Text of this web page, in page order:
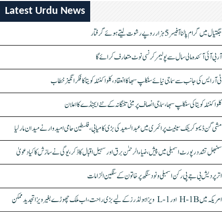
Latest Urdu News
جگتیال میں گرام پالنا آفیسر 5 ہزار روپے رشوت لیتے ہوئے گرفتار
آر بی آئی آئندہ مالی سال سے پولیمر کرنسی نوٹ متعارف کرائے گا
ٹی آر ایس کی جانب سے سماجی نیائے سنکلپ سبھا کا انعقاد، کلواکنٹلہ کویتا کا فکر انگیز خطاب
کلواکنٹلہ کویتا کی سنکلپ سبھا، سماجی انصاف پر مبنی تلنگانہ کے نئے ایجنڈے کا اعلان
مشی گن ڈیموکریٹک سینیٹ پرائمری میں عبدالسعید کی بڑی کامیابی، فلسطین حامی امیدوار نے میدان مار لیا
سنبھل تشدد رپورٹ اسمبلی میں پیش، ضیاء الرحمٰن برق اور سہیل اقبال کا ذکر، یوگی نے سازش کا کیا دعویٰ
اتر پردیش بی جے پی رکن اسمبلی ونود سنگھ پر خاتون کے سنگین الزامات
امریکہ میں H-1B اور L-1 ویزا ہولڈرز کے لیے بڑی راحت، اب ملک چھوڑے بغیر ویزا تجدید ممکن